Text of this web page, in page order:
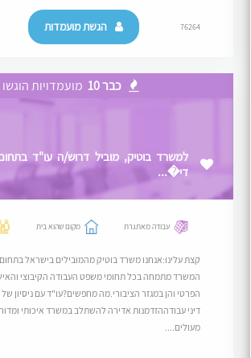
76264 הגשת מועמדות
כבר 10 מועמדויות הוגשו
למשרד בוטיק, מוביל דרוש/ה עו"ד
די�...
עבודה מאתגרת מקום שהוא בית
קצת עלינו:אנחנו משרד בוטיק מהמובילים בישראל בתחום
המשרד מתמחה בכל תחומי משפט העבודה הקיבוצי
דיני עבודההזדמנות אדירה להשתלב במשרד איכותי
מעולים....